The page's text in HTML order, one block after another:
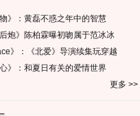
物》：黄磊不惑之年中的智慧
后炮》陈柏霖曝初吻属于范冰冰
》：《北爱》导演续集玩穿越
心》：和夏日有关的爱情世界
更多 >>